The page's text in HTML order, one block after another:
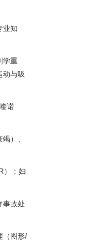
业知
学重
动与吸
诺
）、
）；妇
事故处
（图形/